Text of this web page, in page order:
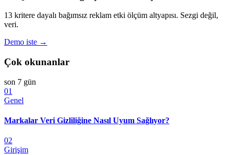
13 kritere dayalı bağımsız reklam etki ölçüm altyapısı. Sezgi değil,
veri.
Demo iste →
Çok okunanlar
son 7 gün
01
Genel
Markalar Veri Gizliliğine Nasıl Uyum Sağlıyor?
02
Girişim